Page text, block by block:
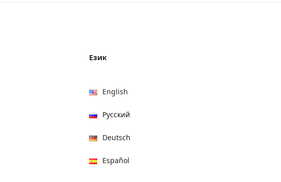
Език
English
Русский
Deutsch
Español